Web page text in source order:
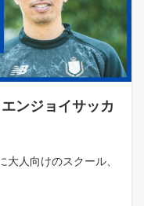
ンジョイサッカ
人向けのスクール、